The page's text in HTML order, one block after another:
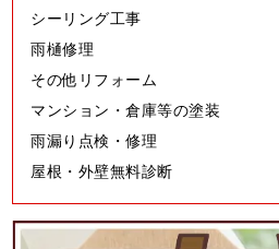
シーリング工事
雨樋修理
その他リフォーム
マンション・倉庫等の塗装
雨漏り点検・修理
屋根・外壁無料診断